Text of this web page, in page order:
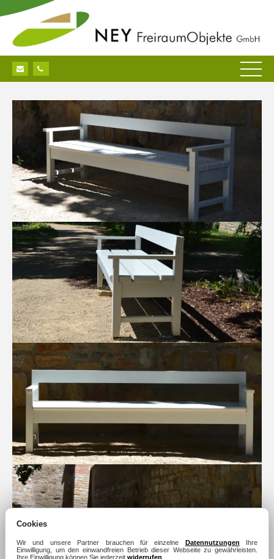
Cookies
Wir und unsere Partner brauchen für einzelne Datennutzungen Ihre
Einwilligung, um den einwandfreien Betrieb dieser Webseite zu gewährleisten.
Ihre Einwilligung können Sie jederzeit widerrufen